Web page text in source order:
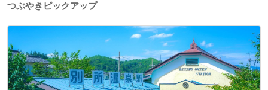
つぶやきピックアップ